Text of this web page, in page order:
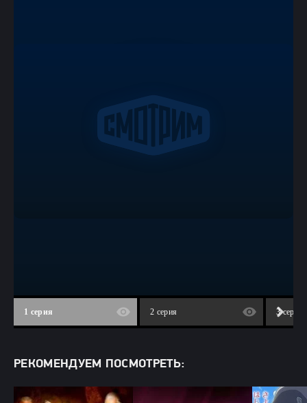
1 серия 2 серия 3 серия
РЕКОМЕНДУЕМ ПОСМОТРЕТЬ: